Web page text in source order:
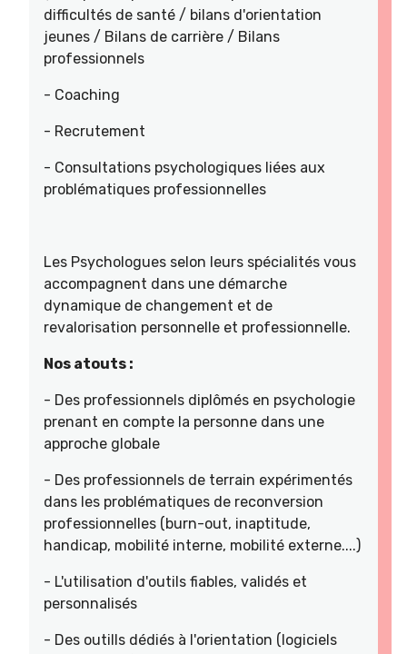
difficultés de santé / bilans d'orientation
jeunes / Bilans de carrière / Bilans
professionnels
- Coaching
- Recrutement
- Consultations psychologiques liées aux
problématiques professionnelles
Les Psychologues selon leurs spécialités vous
accompagnent dans une démarche
dynamique de changement et de
revalorisation personnelle et professionnelle.
Nos atouts :
- Des professionnels diplômés en psychologie
prenant en compte la personne dans une
approche globale
- Des professionnels de terrain expérimentés
dans les problématiques de reconversion
professionnelles (burn-out, inaptitude,
handicap, mobilité interne, mobilité externe....)
- L'utilisation d'outils fiables, validés et
personnalisés
- Des outills dédiés à l'orientation (logiciels